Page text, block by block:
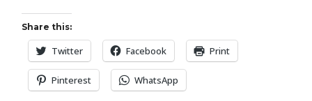
Share this:
Twitter Facebook Print
Pinterest WhatsApp